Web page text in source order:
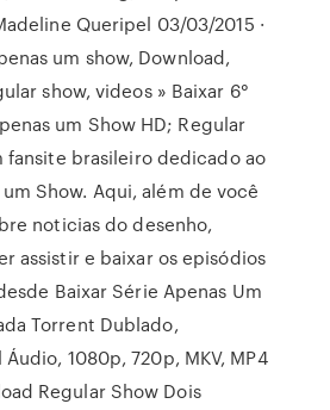
Queripel 03/03/2015 ·
um show, Download,
show, videos » Baixar 6°
um Show HD; Regular
fansite brasileiro dedicado ao
Show. Aqui, além de você
noticias do desenho,
assistir e baixar os episódios
Baixar Série Apenas Um
Torrent Dublado,
1080p, 720p, MKV, MP4
Regular Show Dois